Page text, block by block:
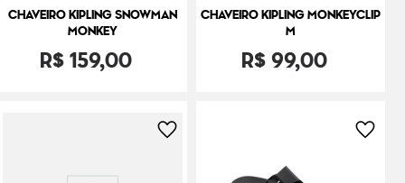
CHAVEIRO KIPLING SNOWMAN
MONKEY
R$159,00
CHAVEIRO KIPLING MONKEYCLIP
M
R$99,00